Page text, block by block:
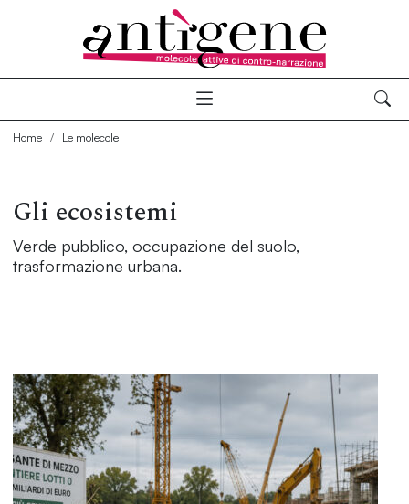
Home Le molecole
Gli ecosistemi
Verde pubblico, occupazione del suolo,
trasformazione urbana.